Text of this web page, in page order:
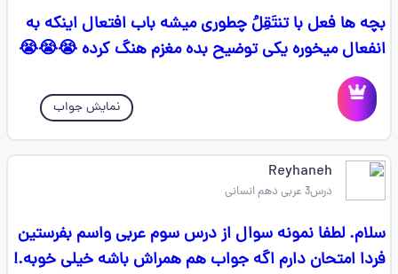
بچه ها فعل با تنتَقِلُ چطوری میشه باب افتعال اینکه به
انفعال میخوره یکی توضیح بده مغزم هنگ کرده 😭😭😭
نمایش جواب
Reyhaneh
درس3 عربی دهم انسانی
سلام. لطفا نمونه سوال از درس سوم عربی واسم بفرستین
فردا امتحان دارم اگه جواب هم همراش باشه خیلی خوبه.!